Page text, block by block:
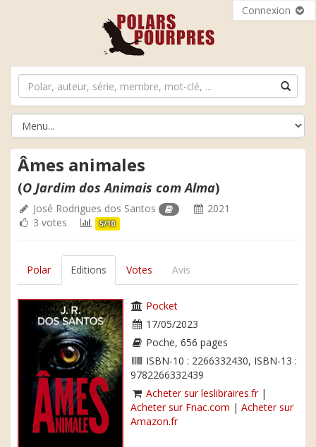
Connexion
Âmes animales
(O Jardim dos Animais com Alma)
José Rodrigues dos Santos
2021
3 votes
5/10
Polar Editions Votes Avis
Pocket
17/05/2023
Poche, 656 pages
ISBN-10 : 2266332430, ISBN-13 :
9782266332439
Acheter sur leslibraires.fr|
Acheter sur Fnac.com | Acheter sur
Amazon.fr